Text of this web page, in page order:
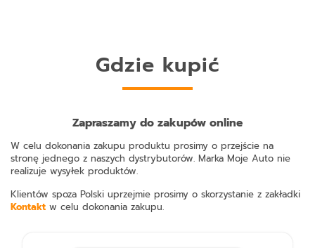
Gdzie kupić
Zapraszamy do zakupów online
W celu dokonania zakupu produktu prosimy o przejście na
stronę jednego z naszych dystrybutorów. Marka Moje Auto nie
realizuje wysyłek produktów.
Klientów spoza Polski uprzejmie prosimy o skorzystanie z zakładki
Kontakt w celu dokonania zakupu.